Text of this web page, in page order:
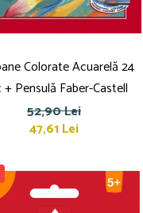
Colorate Acuarelă 24
+ Pensulă Faber-Castell
52,90 Lei
47,61 Lei